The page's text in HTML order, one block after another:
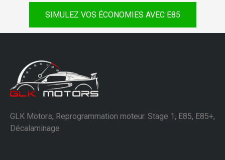
SIMULEZ VOS ÉCONOMIES AVEC E85
GLK Motors, Reprogrammation moteur. Stage 1, E85, E85+,
Décalaminage